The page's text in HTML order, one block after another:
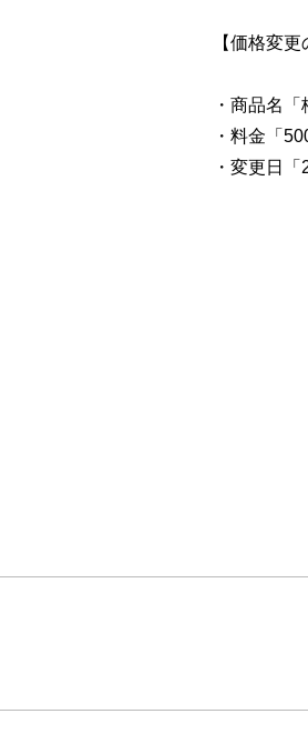
【価格変更
・商品名「
・料金「
・変更日「